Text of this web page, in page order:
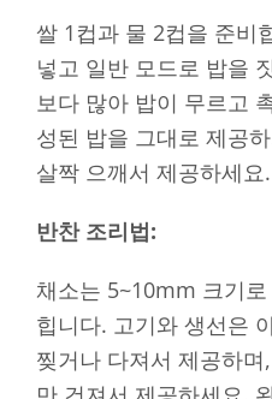
쌀 1컵과 물 2컵을 준비
넣고 일반 모드로 밥을
보다 많아 밥이 무르고
성된 밥을 그대로 제공
살짝 으깨서 제공하세요.
반찬 조리법:
채소는 5~10mm 크기
힙니다. 고기와 생선은
찢거나 다져서 제공하